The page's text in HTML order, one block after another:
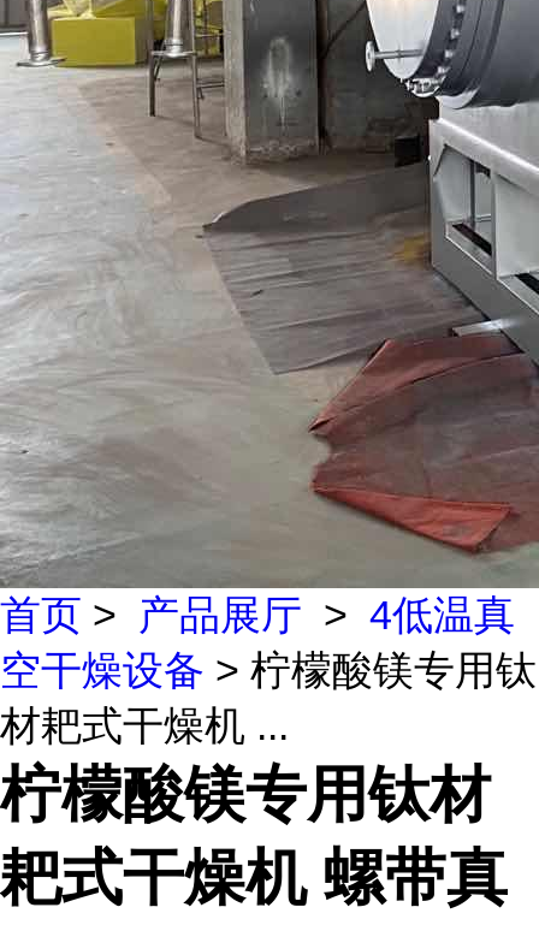
首页 > 产品展厅 > 4低温真
空干燥设备 > 柠檬酸镁专用钛
材耙式干燥机 ...
柠檬酸镁专用钛材
耙式干燥机 螺带真